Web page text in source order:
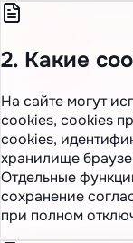
2. Какие
На сайте могут
cookies, cookies
cookies,
хранилище
Отдельные
сохранение
при полном